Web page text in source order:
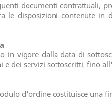
documenti contrattuali,
le disposizioni contenute
in vigore dalla data di
e dei servizi sottoscritti, fino
d'ordine costituisce una